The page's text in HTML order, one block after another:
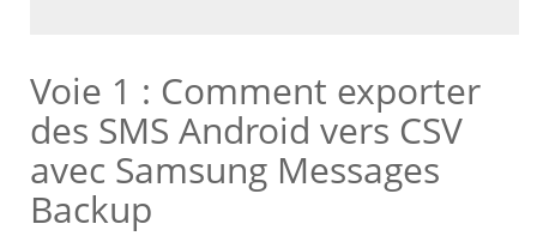
Voie 1 : Comment exporter
des SMS Android vers CSV
avec Samsung Messages
Backup